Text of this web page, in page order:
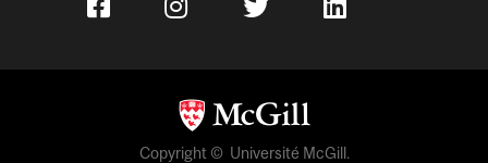
Copyright © Université McGill.